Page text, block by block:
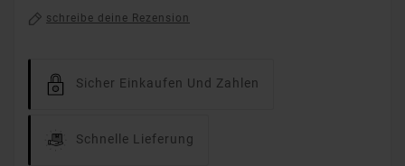
schreibe deine Rezension
Sicher Einkaufen Und Zahlen
Schnelle Lieferung